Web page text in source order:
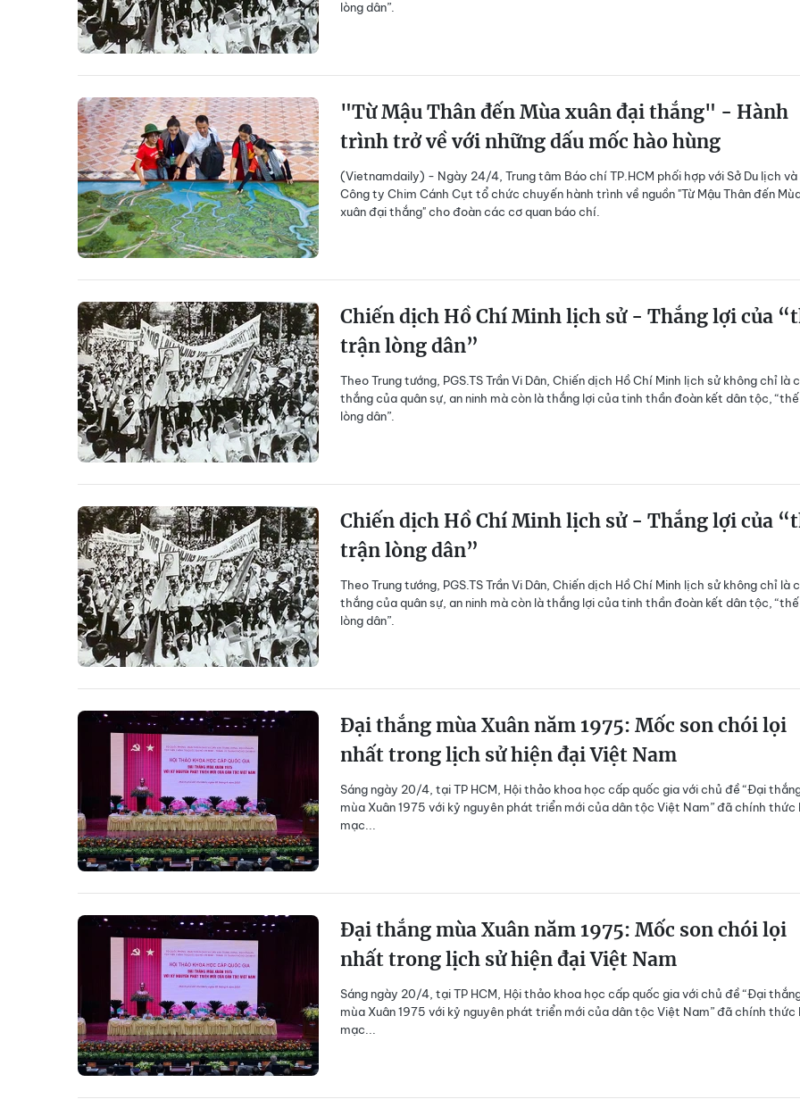
lòng dân”.
"Từ Mậu Thân đến Mùa xuân đại thắng" - Hành
trình trở về với những dấu mốc hào hùng
(Vietnamdaily) - Ngày 24/4, Trung tâm Báo chí TP.HCM phối hợp với Sở Du lịch và
Công ty Chim Cánh Cụt tổ chức chuyến hành trình về nguồn "Từ Mậu Thân đến
xuân đại thắng" cho đoàn các cơ quan báo chí.
Chiến dịch Hồ Chí Minh lịch sử - Thắng lợi của
trận lòng dân”
Theo Trung tướng, PGS.TS Trần Vi Dân, Chiến dịch Hồ Chí Minh lịch sử không chỉ là
thắng của quân sự, an ninh mà còn là thắng lợi của tinh thần đoàn kết dân tộc,
lòng dân”.
Chiến dịch Hồ Chí Minh lịch sử - Thắng lợi của
trận lòng dân”
Theo Trung tướng, PGS.TS Trần Vi Dân, Chiến dịch Hồ Chí Minh lịch sử không chỉ là
thắng của quân sự, an ninh mà còn là thắng lợi của tinh thần đoàn kết dân tộc,
lòng dân”.
Đại thắng mùa Xuân năm 1975: Mốc son chói lọi
nhất trong lịch sử hiện đại Việt Nam
Sáng ngày 20/4, tại TP HCM, Hội thảo khoa học cấp quốc gia với chủ đề “Đại
mùa Xuân 1975 với kỷ nguyên phát triển mới của dân tộc Việt Nam” đã chính thức
mạc...
Đại thắng mùa Xuân năm 1975: Mốc son chói lọi
nhất trong lịch sử hiện đại Việt Nam
Sáng ngày 20/4, tại TP HCM, Hội thảo khoa học cấp quốc gia với chủ đề “Đại
mùa Xuân 1975 với kỷ nguyên phát triển mới của dân tộc Việt Nam” đã chính thức
mạc...